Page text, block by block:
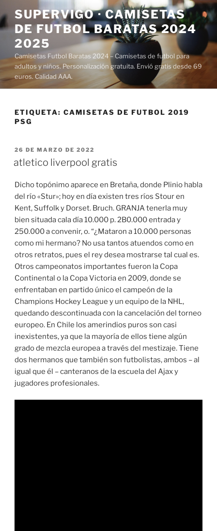
al
contenido
SUPERVIGO · CAMISETAS
DE FUTBOL BARATAS 2024
2025
Camisetas Futbol Baratas 2024 – Camisetas de futbol para
adultos y niños. Personalización gratuita. Envió gratis desde 69
euros. Calidad AAA.
ETIQUETA: CAMISETAS DE FUTBOL 2019
PSG
PUBLICADO
EL
26 DE MARZO DE 2022
atletico liverpool gratis
Dicho topónimo aparece en Bretaña, donde Plinio habla
del río «Stur»; hoy en día existen tres ríos Stour en
Kent, Suffolk y Dorset. Bruch. GRANJA tenerla muy
bien situada cala día 10.000 p. 2B0.000 entrada y
250.000 a convenir, o. “¿Mataron a 10.000 personas
como mi hermano? No usa tantos atuendos como en
otros retratos, pues el rey desea mostrarse tal cual es.
Otros campeonatos importantes fueron la Copa
Continental o la Copa Victoria en 2009, donde se
enfrentaban en partido único el campeón de la
Champions Hockey League y un equipo de la NHL,
quedando descontinuada con la cancelación del torneo
europeo. En Chile los amerindios puros son casi
inexistentes, ya que la mayoría de ellos tiene algún
grado de mezcla europea a través del mestizaje. Tiene
dos hermanos que también son futbolistas, ambos – al
igual que él – canteranos de la escuela del Ajax y
jugadores profesionales.